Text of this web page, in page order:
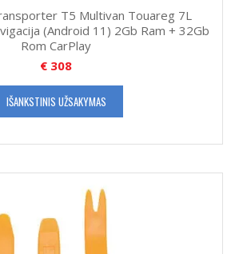
T5 Multivan Touareg 7L
(Android 11) 2Gb Ram + 32Gb
Rom CarPlay
€ 308
IŠANKSTINIS UŽSAKYMAS